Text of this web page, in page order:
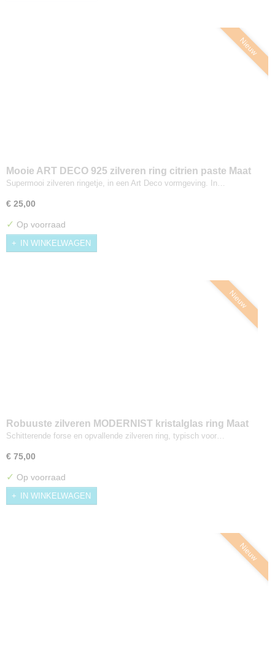
Nieuw
Mooie ART DECO 925 zilveren ring citrien paste Maat
17,3
Supermooi zilveren ringetje, in een Art Deco vormgeving. In…
€ 25,00
✓ Op voorraad
IN WINKELWAGEN
Nieuw
Robuuste zilveren MODERNIST kristalglas ring Maat
16,5
Schitterende forse en opvallende zilveren ring, typisch voor…
€ 75,00
✓ Op voorraad
IN WINKELWAGEN
Nieuw